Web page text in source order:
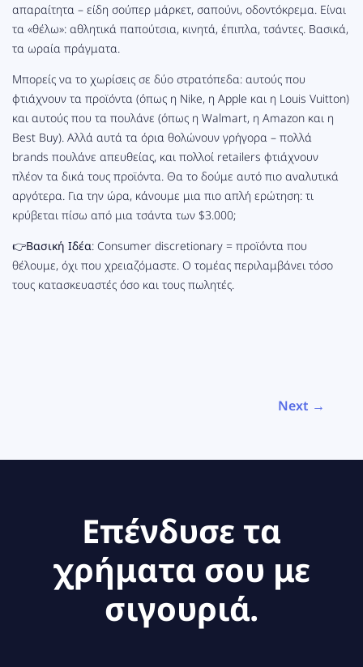
απαραίτητα – είδη σούπερ μάρκετ, σαπούνι, οδοντόκρεμα. Είναι
τα «θέλω»: αθλητικά παπούτσια, κινητά, έπιπλα, τσάντες. Βασικά,
τα ωραία πράγματα.
Μπορείς να το χωρίσεις σε δύο στρατόπεδα: αυτούς που
φτιάχνουν τα προϊόντα (όπως η Nike, η Apple και η Louis Vuitton)
και αυτούς που τα πουλάνε (όπως η Walmart, η Amazon και η
Best Buy). Αλλά αυτά τα όρια θολώνουν γρήγορα – πολλά
brands πουλάνε απευθείας, και πολλοί retailers φτιάχνουν
πλέον τα δικά τους προϊόντα. Θα το δούμε αυτό πιο αναλυτικά
αργότερα. Για την ώρα, κάνουμε μια πιο απλή ερώτηση: τι
κρύβεται πίσω από μια τσάντα των $3.000;
👉Βασική Ιδέα: Consumer discretionary = προϊόντα που
θέλουμε, όχι που χρειαζόμαστε. Ο τομέας περιλαμβάνει τόσο
τους κατασκευαστές όσο και τους πωλητές.
Next →
Επένδυσε τα
χρήματα σου με
σιγουριά.